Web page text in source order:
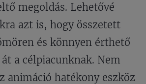
megoldás. Lehetővé
azt is, hogy összetett
és könnyen érthető
a célpiacunknak. Nem
animáció hatékony eszköz